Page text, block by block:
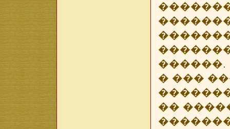
������.
� ���
��